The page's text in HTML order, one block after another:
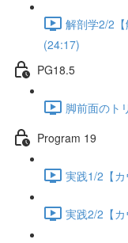
解剖学2/2
(24:17)
PG18.5
脚前面のト
Program 19
実践1/2【
実践2/2【